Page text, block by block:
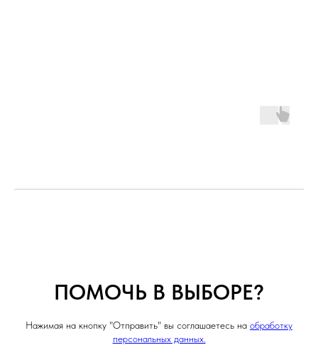
ПОМОЧЬ В ВЫБОРЕ?
Нажимая на кнопку "Отправить" вы соглашаетесь на обработку
персональных данных.